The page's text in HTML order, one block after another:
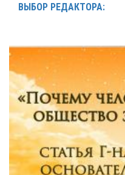
ВЫБОР РЕДАКТОРА: